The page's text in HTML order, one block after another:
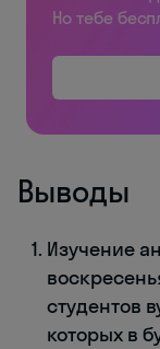
Но тебе
Выводы
Изучение
студентов
которых в